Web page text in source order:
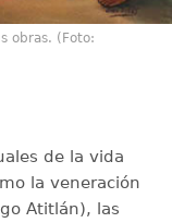
obras. (Foto:
de la vida
la veneración
Atitlán), las